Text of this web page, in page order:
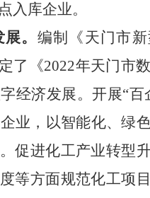
入库企业。
。 编制《天门市
了《2022年天门市
经济发展。开展“百
业，以智能化、绿
促进化工产业转型
等方面规范化工项